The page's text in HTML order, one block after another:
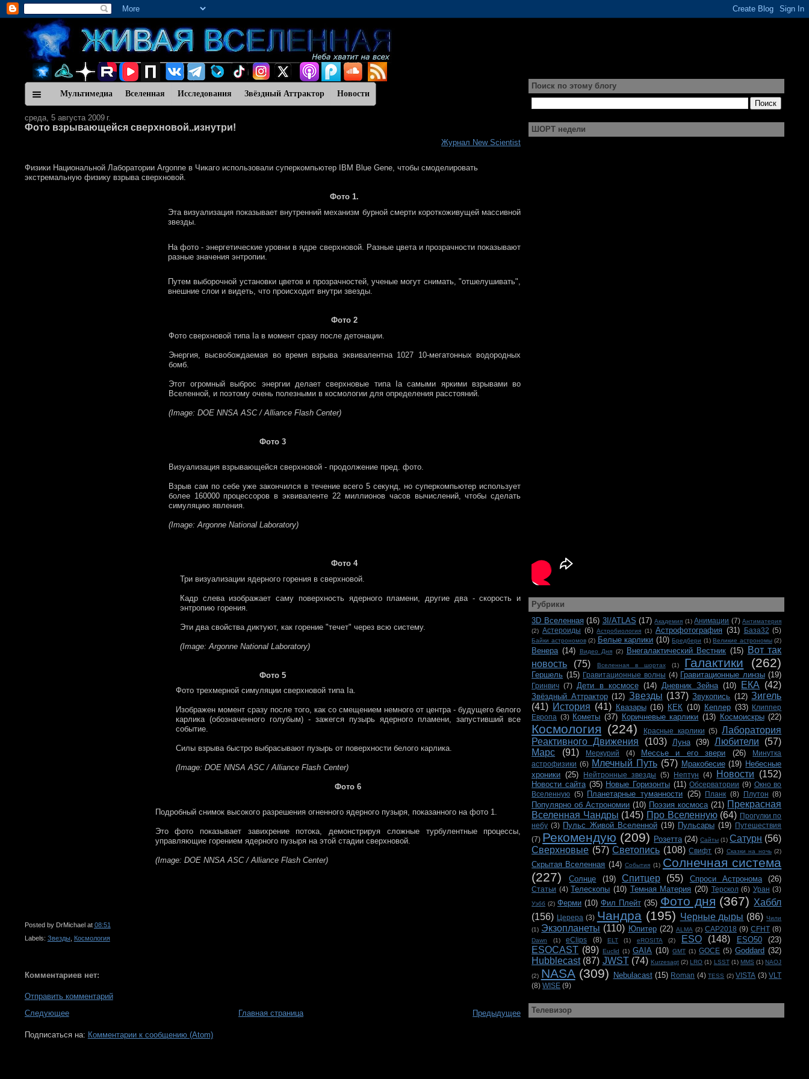
Мультимедиа Вселенная Исследования Звёздный Аттрактор Новости
среда, 5 августа 2009 г.
Фото взрывающейся сверхновой..изнутри!
Журнал New Scientist
Физики Национальной Лаборатории Argonne в Чикаго использовали суперкомпьютер IBM Blue Gene, чтобы смоделировать
экстремальную физику взрыва сверхновой.
Фото 1.
Эта визуализация показывает внутренний механизм бурной смерти короткоживущей массивной
звезды.
На фото - энергетические уровни в ядре сверхновой. Разные цвета и прозрачности показывают
разные значения энтропии.
Путем выборочной установки цветов и прозрачностей, ученые могут снимать, "отшелушивать",
внешние слои и видеть, что происходит внутри звезды.
Фото 2
Фото сверхновой типа Ia в момент сразу после детонации.
Энергия, высвобождаемая во время взрыва эквивалентна 1027 10-мегатонных водородных
бомб.
Этот огромный выброс энергии делает сверхновые типа Ia самыми яркими взрывами во
Вселенной, и поэтому очень полезными в космологии для определения расстояний.
(Image: DOE NNSA ASC / Alliance Flash Center)
Фото 3
Визуализация взрывающейся сверхновой - продолжение пред. фото.
Взрыв сам по себе уже закончился в течение всего 5 секунд, но суперкомпьютер использует
более 160000 процессоров в эквиваленте 22 миллионов часов вычислений, чтобы сделать
симуляцию явления.
(Image: Argonne National Laboratory)
Фото 4
Три визуализации ядерного горения в сверхновой.
Кадр слева изображает саму поверхность ядерного пламени, другие два - скорость и
энтропию горения.
Эти два свойства диктуют, как горение "течет" через всю систему.
(Image: Argonne National Laboratory)
Фото 5
Фото трехмерной симуляции сверхновой типа Ia.
Изображен момент сразу после того, как со смещением немного от центра - будущего белого
карлика (обозначенного голубым) - зажегся пузырь ядерного пламени, запустивший все
событие.
Силы взрыва быстро выбрасывают пузырь от поверхности белого карлика.
(Image: DOE NNSA ASC / Alliance Flash Center)
Фото 6
Подробный снимок высокого разрешения огненного ядерного пузыря, показанного на фото 1.
Это фото показывает завихрение потока, демонстрируя сложные турбулентные процессы,
управляющие горением ядерного пузыря на этой стадии сверхновой.
(Image: DOE NNSA ASC / Alliance Flash Center)
Posted by DrMichael at 08:51
Labels: Звезды, Космология
Комментариев нет:
Отправить комментарий
Следующее
Предыдущее
Главная страница
Подписаться на: Комментарии к сообщению (Atom)
Поиск по этому блогу
ШОРТ недели
Рубрики
3D Вселенная (16) 3I/ATLAS (17) Академия (1) Анимации (7) Антиматерия
(2) Астероиды (6) Астробиология (1) Астрофотография (31) База32 (5)
Байки астрономов (2) Белые карлики (10) Бредбери (1) Великие астрономы (2)
Венера (14) Видео Дня (2) Внегалактический Вестник (15)
Вот так
новость
(75) Вселенная в шортах (1) Галактики (262)
Гершель (15) Гравитационные волны (4) Гравитационные линзы (19)
Гринвич (7) Дети в космосе (14) Дневник Зейна (10) ЕКА (42)
Звёздный Аттрактор (12) Звезды (137) Звукопись (12) Зигель
(41) История (41) Квазары (16) КЕК (10) Кеплер (33) Клиппер
Европа (3) Кометы (37) Коричневые карлики (13) Космоискры (22)
Космология (224) Красные карлики (5) Лаборатория
Реактивного Движения
(103) Луна (39) Любители
(57)
Марс
(91) Меркурий (4) Мессье и его звери (26)
Минутка
астрофизики (6) Млечный Путь (57) Мракобесие (19) Небесные
хроники (25) Нейтронные звезды (5) Нептун (4) Новости (152)
Новости сайта (35) Новые Горизонты (11) Обсерватории (9) Окно во
Вселенную (5) Планетарные туманности (25) Планк (8) Плутон (8)
Популярно об Астрономии (10) Поэзия космоса (21) Прекрасная
Вселенная Чандры (145) Про Вселенную (64) Прогулки по
небу (3) Пульс Живой Вселенной (19) Пульсары (19) Путешествия
(7) Рекомендую (209) Розетта (24) Сайты (1) Сатурн (56)
Сверхновые (57) Светопись (108) Свифт (3) Сказки на ночь (2)
Скрытая Вселенная (14) События (1) Солнечная система
(227)
Солнце (19) Спитцер (55) Спроси Астронома (26)
Статьи (4) Телескопы (10) Темная Материя (20) Терскол (6) Уран (3)
Уэбб (2) Ферми (10) Фил Плейт (35) Фото дня (367) Хаббл
(156) Церера (3) Чандра (195) Черные дыры (86) Чили
(1) Экзопланеты (110) Юпитер (22) ALMA (2) CAP2018 (9) CFHT (8)
Dawn (1) eClips (8) ELT (1) eROSITA (2) ESO (148) ESO50 (23)
ESOCAST (89) Euclid (1) GAIA (10) GMT (1) GOCE (5) Goddard (32)
Hubblecast (87) JWST (74) Kurzesagt (2) LRO (1) LSST (1) MMS (1) NAOJ
(2) NASA (309) Nebulacast (15) Roman (4) TESS (2) VISTA (3) VLT
(8) WISE (9)
Телевизор